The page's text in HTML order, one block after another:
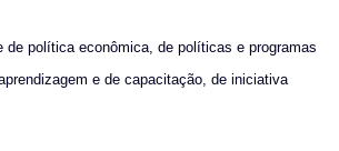
política econômica, de políticas e programas
e de capacitação, de iniciativa